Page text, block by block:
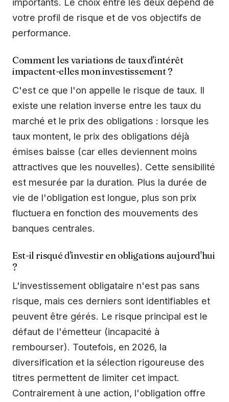
votre profil de risque et de vos objectifs de
performance.
Comment les variations de taux d'intérêt
impactent-elles mon investissement ?
C'est ce que l'on appelle le risque de taux. Il
existe une relation inverse entre les taux du
marché et le prix des obligations : lorsque les
taux montent, le prix des obligations déjà
émises baisse (car elles deviennent moins
attractives que les nouvelles). Cette sensibilité
est mesurée par la duration. Plus la durée de
vie de l'obligation est longue, plus son prix
fluctuera en fonction des mouvements des
banques centrales.
Est-il risqué d'investir en obligations aujourd'hui
?
L'investissement obligataire n'est pas sans
risque, mais ces derniers sont identifiables et
peuvent être gérés. Le risque principal est le
défaut de l'émetteur (incapacité à
rembourser). Toutefois, en 2026, la
diversification et la sélection rigoureuse des
titres permettent de limiter cet impact.
Contrairement à une action, l'obligation offre